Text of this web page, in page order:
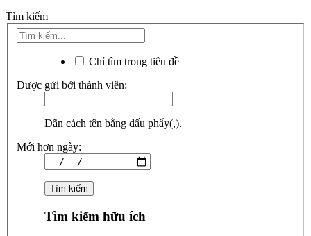
Tìm kiếm
Chỉ tìm trong tiêu đề
Được gửi bởi thành viên:
Dãn cách tên bằng dấu phẩy(,).
Mới hơn ngày:
Tìm kiếm hữu ích